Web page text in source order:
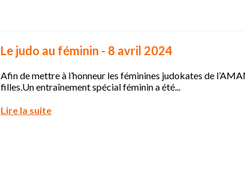
Le judo au féminin - 8 avril 2024
Afin de mettre à l’honneur les féminines judokates de
filles.Un entraînement spécial féminin a été...
Lire la suite